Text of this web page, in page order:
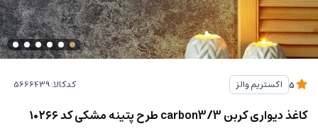
اکستریم والز کدکالا:
کاغذ دیواری کربن 3/carbon3 طرح پتینه مشکی کد ۱۰۲۶۶